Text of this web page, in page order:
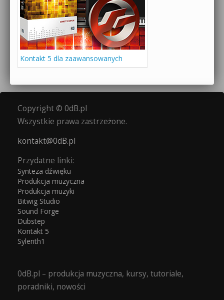
Kontakt 5 dla zaawansowanych
Copyright © 0dB.pl
Wszystkie prawa zastrzeżone.
kontakt@0dB.pl
Przydatne linki:
Synteza dźwięku
Produkcja muzyczna
Produkcja muzyki
Bitwig Studio
Sound Forge
Dubstep
Kontakt 5
Sylenth1
0dB.pl – produkcja muzyczna, kursy, tutoriale,
poradniki, nowości